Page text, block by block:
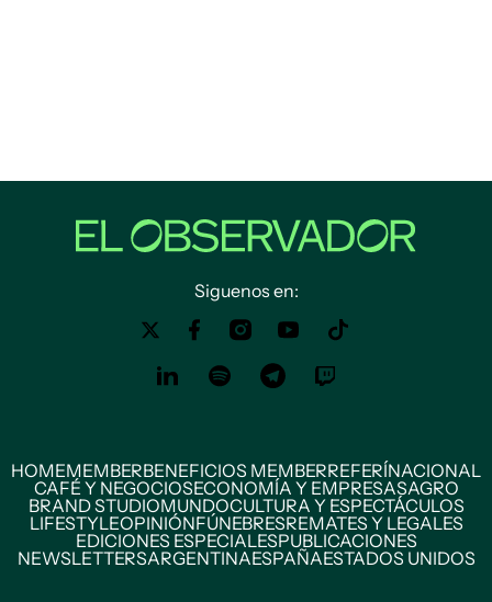
Siguenos en:
HOMEMEMBERBENEFICIOS MEMBERREFERÍNACIONAL
CAFÉ Y NEGOCIOSECONOMÍA Y EMPRESASAGRO
BRAND STUDIOMUNDOCULTURA Y ESPECTÁCULOS
LIFESTYLEOPINIÓNFÚNEBRESREMATES Y LEGALES
EDICIONES ESPECIALESPUBLICACIONES
NEWSLETTERSARGENTINAESPAÑAESTADOS UNIDOS